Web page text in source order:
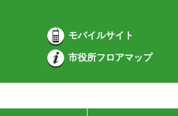
モバイルサイト
市役所フロアマップ